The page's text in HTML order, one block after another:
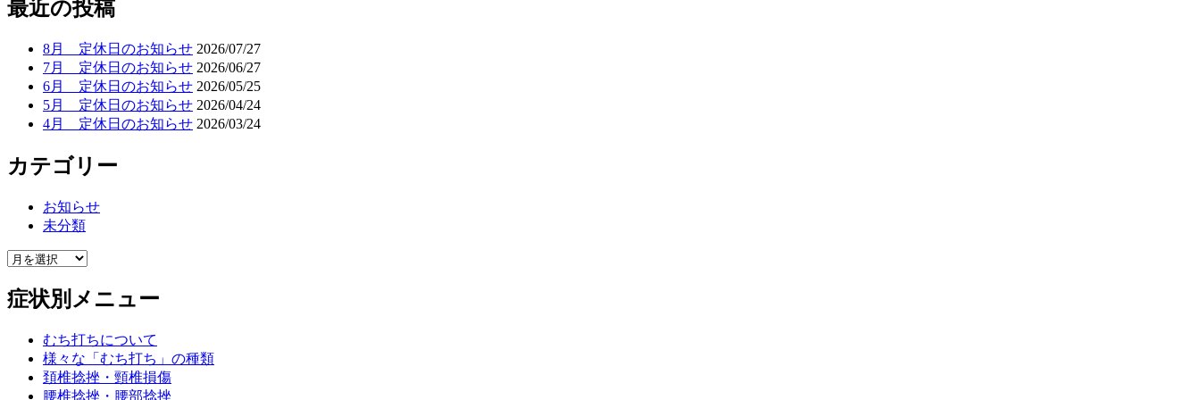
最近の投稿
8月 定休日のお知らせ 2026/07/27
7月 定休日のお知らせ 2026/06/27
6月 定休日のお知らせ 2026/05/25
5月 定休日のお知らせ 2026/04/24
4月 定休日のお知らせ 2026/03/24
カテゴリー
お知らせ
未分類
症状別メニュー
むち打ちについて
様々な「むち打ち」の種類
頚椎捻挫・頸椎損傷
腰椎捻挫・腰部捻挫